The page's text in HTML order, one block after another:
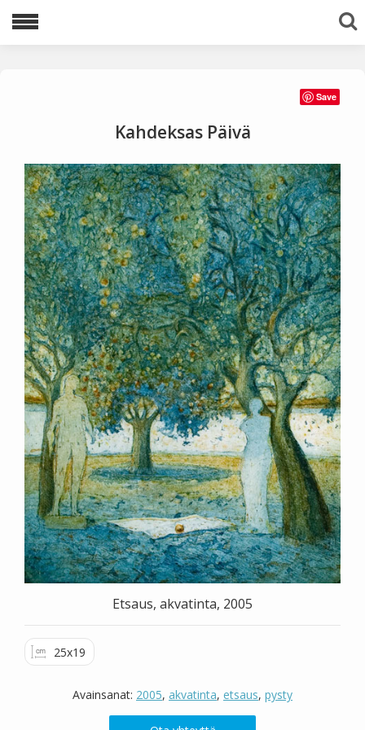
2006 2007 2008 2009 2010
2011 2012 2013 2016 2020
2021 akvatinta Ariadnen lanka avaruus
egyptit etsaus kuivaneula mezzotinto
pysty tuolit vaaka viestejä
Valitse väri
Hae sivustolta
Save
Kahdeksas Päivä
Etsaus, akvatinta, 2005
25x19
Avainsanat: 2005, akvatinta, etsaus, pysty